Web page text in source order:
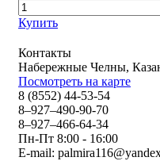
Купить
Контакты
Набережные Челны,
Посмотреть на карте
8 (8552) 44-53-54
8–927–490-90-70
8–927–466-64-34
Пн-Пт 8:00 - 16:00
E-mail: